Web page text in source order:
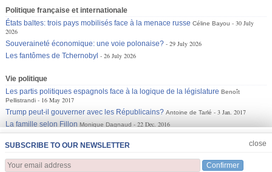
SUBSCRIBE TO OUR NEWSLETTER
Confirmer
close
JOIN US CLOSE
Politique française et internationale
États baltes: trois pays mobilisés face à la menace russe Céline Bayou
30 July
2026
Souveraineté économique: une voie polonaise?
29 July 2026
Les fantômes de Tchernobyl
26 July 2026
Vie politique
Les partis politiques espagnols face à la logique de la législature Benoît
Pellistrandi
16 May 2017
Trump peut-il gouverner avec les Républicains? Antoine de Tarlé
3 Jan. 2017
La famille selon Fillon Monique Dagnaud 22 Dec. 2016